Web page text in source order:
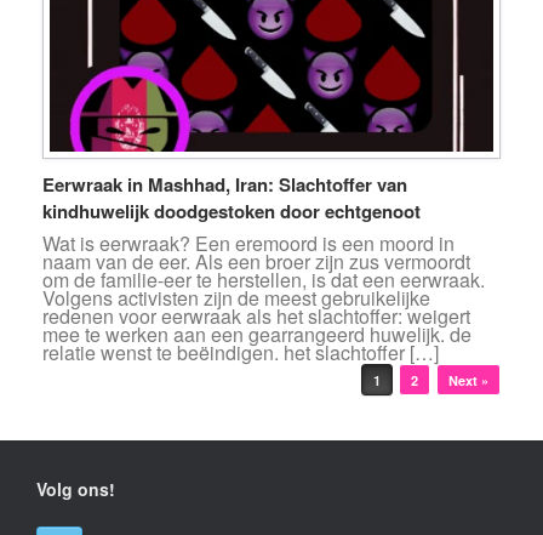
Eerwraak in Mashhad, Iran: Slachtoffer van
kindhuwelijk doodgestoken door echtgenoot
Wat is eerwraak? Een eremoord is een moord in
naam van de eer. Als een broer zijn zus vermoordt
om de familie-eer te herstellen, is dat een eerwraak.
Volgens activisten zijn de meest gebruikelijke
redenen voor eerwraak als het slachtoffer: weigert
mee te werken aan een gearrangeerd huwelijk. de
relatie wenst te beëindigen. het slachtoffer […]
1 2 Next »
Volg ons!